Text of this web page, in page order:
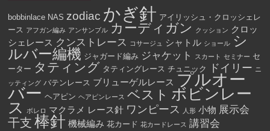
bobbinlace NAS zodiac かぎ針 アイリッシュ・クロッシェレ
ース アフガン編み アンサンブル カーディガン クッション クロッ
シェレース クンストレース コサージュ シャトル ショール シ
ルバー編機 ジャガード編み ジャケット スカート セミナー セ
ーター タティング タティングレース チュニック ドイリー ニ
ッティング バテンレース ブリューゲルレース プルオー
バー ヘアピン ヘアピンレース ベスト ボビンレー
ス ボレロ マクラメ レース針 ワンピース 人形 小物 展示会
干支 棒針 機械編み 花カード 花カードレース 講習会